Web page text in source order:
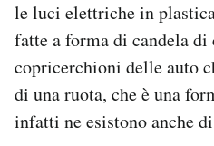
le luci elettriche in
fatte a forma di candela di
copricerchioni delle auto
di una ruota, che è una
infatti ne esistono anche